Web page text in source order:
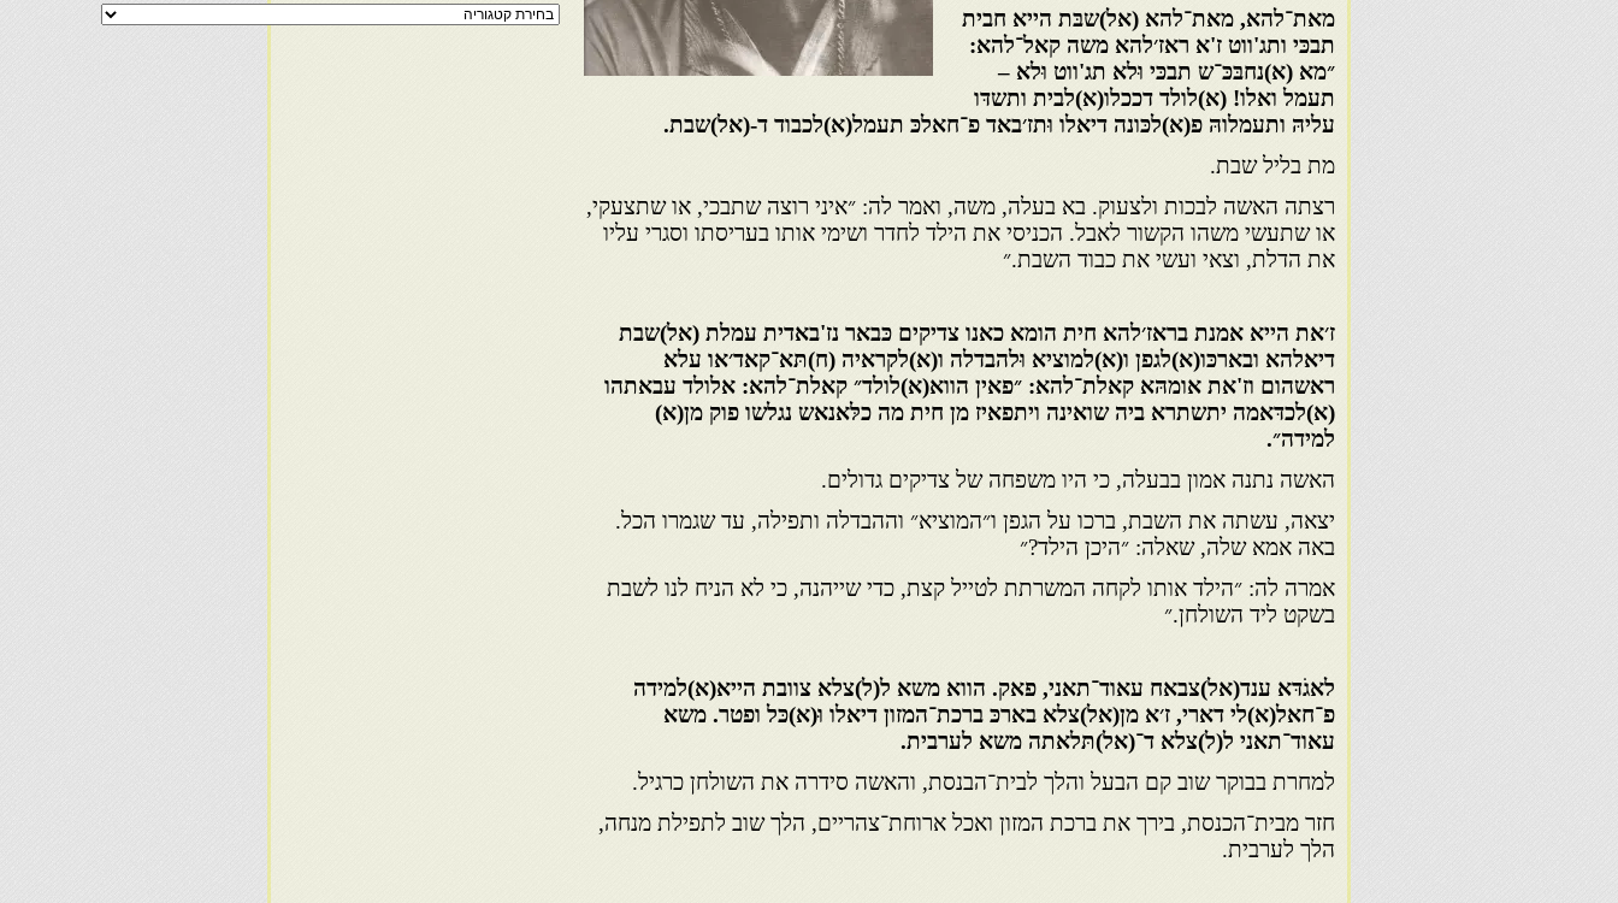
מאת־להא, מאת־להא (אל)שבּת הייא חבית
תבכּי ותג'ווט ז'א ראז׳להא משה קאל־להא:
״מא (א)נחבּכּ־ש תבכּי וּלא תג'ווט וּלא –
תעמל ואלו! (א)לולד דככלו(א)לבית ותשדּו
עליהּ ותעמלוהּ פ(א)לכּונה דיאלו וּתז׳באד פ־חאלכּ תעמל(א)לכבוד ד-(אל)שבת.
מת בליל שבת.
רצתה האשה לבכות ולצעוק. בא בעלה, משה, ואמר לה: ״איני רוצה שתבכי, או שתצעקי,
או שתעשי משהו הקשור לאבל. הכניסי את הילד לחדר ושימי אותו בעריסתו וסגרי עליו
את הדלת, וצאי ועשי את כבוד השבת.״
ז׳את הייא אמנת בראז׳להא חית הומא כאנו צדיקים כּבאר נז'באדית עמלת (אל)שבת
דיאלהא ובארכּו(א)לגפן ו(א)למוציא וּלהבדלה ו(א)לקראיה (ח)תּא־קאד׳או עלא
ראשהום וז'את אומהּא קאלת־להא: ״פאין הווא(א)לולד״ קאלת־להא: אלולד עבאתהו
(א)לכדּאמה יתשתרא ביה שואינה ויתפאיז מן חית מה כלּאנאש נגלשו פוק מן(א)
למידה״.
האשה נתנה אמון בבעלה, כי היו משפחה של צדיקים גדולים.
יצאה, עשתה את השבת, ברכו על הגפן ו״המוציא״ וההבדלה ותפילה, עד שגמרו הכל.
באה אמא שלה, שאלה: ״היכן הילד?״
אמרה לה: ״הילד אותו לקחה המשרתת לטייל קצת, כדי שייהנה, כי לא הניח לנו לשבת
בשקט ליד השולחן.״
לאגֹדּא ענד(אל)צבאח עאוד־תאני, פאק. הווא משא ל(ל)צלא צוובת הייא(א)למידה
פ־חאל(א)לי דארי, ז׳א מן(אל)צלא בארכּ ברכת־המזון דיאלו וּ(א)כּל ופטר. משא
עאוד־תאני ל(ל)צלא ד־(אל)תּלאתה משא לערבית.
למחרת בבוקר שוב קם הבעל והלך לבית־הבנסת, והאשה סידרה את השולחן כרגיל.
חזר מבית־הכנסת, בירך את ברכת המזון ואכל ארוחת־צהריים, הלך שוב לתפילת מנחה,
הלך לערבית.
רשימת
הנושאים